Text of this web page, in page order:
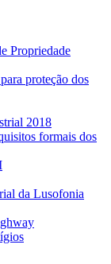
Propriedade
proteção dos
2018
formais dos
da Lusofonia